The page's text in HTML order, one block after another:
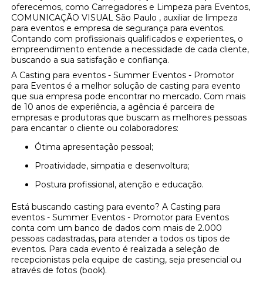
oferecemos, como Carregadores e Limpeza para Eventos,
COMUNICAÇÃO VISUAL São Paulo , auxiliar de limpeza
para eventos e empresa de segurança para eventos.
Contando com profissionais qualificados e experientes, o
empreendimento entende a necessidade de cada cliente,
buscando a sua satisfação e confiança.
A Casting para eventos - Summer Eventos - Promotor
para Eventos é a melhor solução de casting para evento
que sua empresa pode encontrar no mercado. Com mais
de 10 anos de experiência, a agência é parceira de
empresas e produtoras que buscam as melhores pessoas
para encantar o cliente ou colaboradores:
Ótima apresentação pessoal;
Proatividade, simpatia e desenvoltura;
Postura profissional, atenção e educação.
Está buscando casting para evento? A Casting para
eventos - Summer Eventos - Promotor para Eventos
conta com um banco de dados com mais de 2.000
pessoas cadastradas, para atender a todos os tipos de
eventos. Para cada evento é realizada a seleção de
recepcionistas pela equipe de casting, seja presencial ou
através de fotos (book).